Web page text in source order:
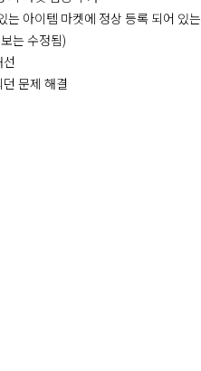
아이템 마켓에 정상 등록 되어 있
는 수정됨)
문제 해결